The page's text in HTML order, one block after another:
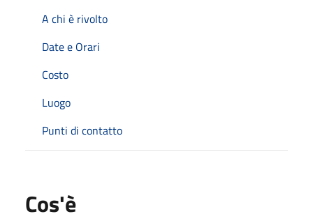
A chi è rivolto
Date e Orari
Costo
Luogo
Punti di contatto
Cos'è